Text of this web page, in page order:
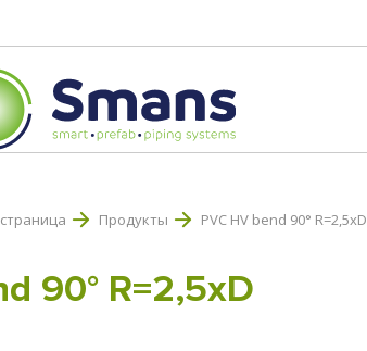
Продукты PVC HV bend 90° R=2,5xD
90° R=2,5xD